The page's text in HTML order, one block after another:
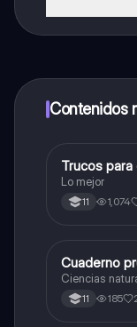
a determinadas
Contenidos
Química
Trucos
Lo mejor
11 1,074
Biologia
Cuaderno
Ciencias
11 185